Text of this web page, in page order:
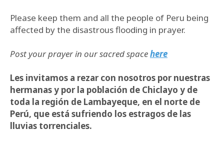
Please keep them and all the people of Peru being
affected by the disastrous flooding in prayer.
Post your prayer in our sacred spacehere
Les invitamos a rezar con nosotros por nuestras
hermanas y por la población de Chiclayo y de
toda la región de Lambayeque, en el norte de
Perú, que está sufriendo los estragos de las
lluvias torrenciales.